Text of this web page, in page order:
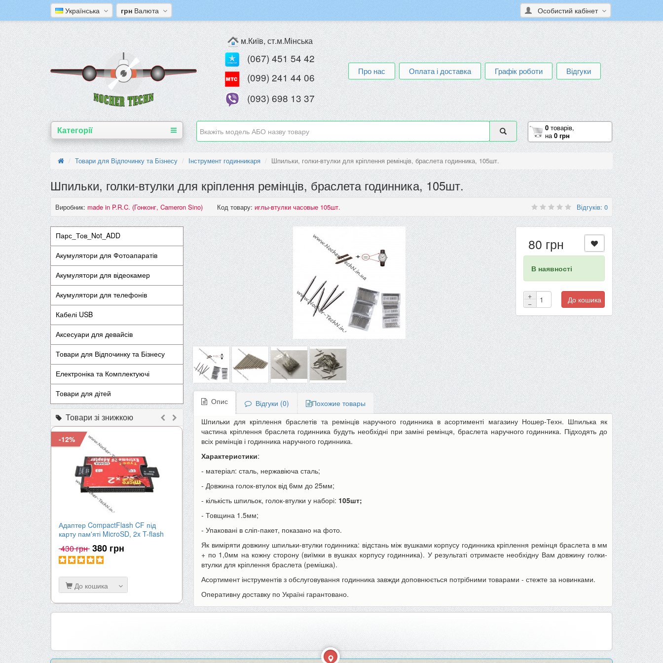
Українська грн Валюта Особистий кабінет
м.Київ, ст.м.Мінська
(067) 451 54 42
(099) 241 44 06
(093) 698 13 37
Про нас Оплата і доставка Графік роботи Відгуки
0товарів,
на0 грн
Категорії
Товари для Відпочинку та Бізнесу Інструмент годинникаря Шпильки, голки-втулки для кріплення ремінців, браслета годинника, 105шт.
Шпильки, голки-втулки для кріплення ремінців, браслета годинника, 105шт.
Виробник: made in P.R.C. (Гонконг, Cameron Sino) Код товару: иглы-втулки часовые 105шт. Відгуків: 0
Парс_Тов_Not_ADD
Акумулятори для Фотоапаратів
Акумулятори для відеокамер
Акумулятори для телефонів
Кабелі USB
Аксесуари для девайсів
Товари для Відпочинку та Бізнесу
Електроніка та Комплектуючі
Товари для дітей
Товари зі знижкою
-12%
Адаптер CompactFlash CF під
карту пам'яті MicroSD, 2x T-flash
430 грн 380 грн
До кошика
-9%
Акумулятори Canon LP-E6 | LP-E6N
| 2000mAh для фотоапарата EOS...
650 грн 590 грн
До кошика
-10%
iPhone 6s Plus 3000mAh...
390 грн 350 грн
До кошика
90 грн 70 грн
До кошика
Товщиномір шару
шпаклівки, лаку
680 грн 590 грн
До кошика
80 грн
В наявності
+
−
До кошика
Опис Відгуки (0)
Похожие товары
Шпильки для кріплення браслетів та ремінців наручного годинника в асортименті магазину Ношер-Техн. Шпилька як
частина кріплення браслета годинника будуть необхідні при заміні ремінця, браслета наручного годинника. Підходять до
всіх ремінців і годинника наручного годинника.
Характеристики:
- матеріал: сталь, нержавіюча сталь;
- Довжина голок-втулок від 6мм до 25мм;
- кількість шпильок, голок-втулки у наборі: 105шт;
- Товщина 1.5мм;
- Упаковані в сліп-пакет, показано на фото.
Як виміряти довжину шпильки-втулки годинника: відстань між вушками корпусу годинника кріплення ремінця браслета в мм
+ по 1,0мм на кожну сторону (виїмки в вушках корпусу годинника). У результаті отримаєте необхідну Вам довжину голки-
втулки для кріплення браслета (ремішка).
Асортимент інструментів з обслуговування годинника завжди доповнюється потрібними товарами - стежте за новинками.
Оперативну доставку по Україні гарантовано.